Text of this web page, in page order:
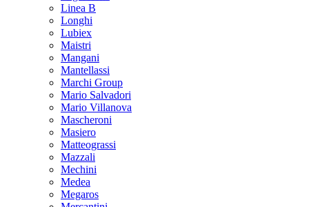
Linea B
Longhi
Lubiex
Maistri
Mangani
Mantellassi
Marchi Group
Mario Salvadori
Mario Villanova
Mascheroni
Masiero
Matteograssi
Mazzali
Mechini
Medea
Megaros